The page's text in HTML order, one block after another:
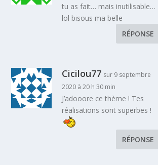
tu as fait… mais inutilisable…
lol bisous ma belle
RÉPONSE
Cicilou77 sur 9 septembre
2020 à 20 h 30 min
J’adooore ce thème ! Tes
réalisations sont superbes !
RÉPONSE